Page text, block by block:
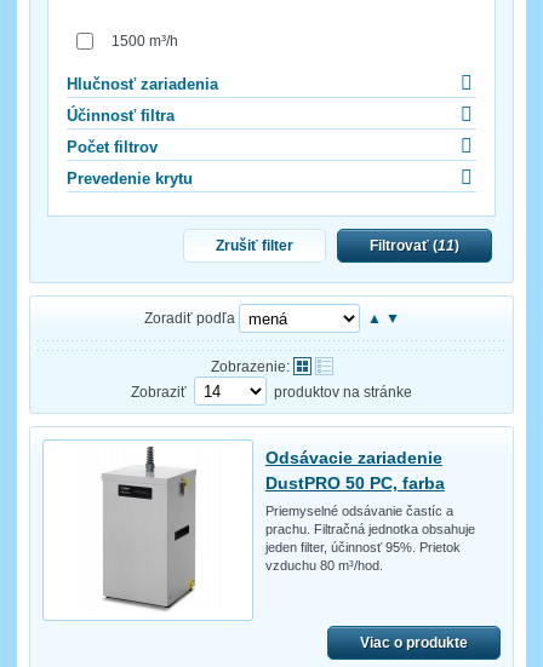
1500 m³/h
Hlučnosť zariadenia
Účinnosť filtra
Počet filtrov
Prevedenie krytu
Zrušiť filter Filtrovať (11)
Zoradiť podľa ▲ ▼
Zobrazenie:
Zobraziť
produktov na stránke
Odsávacie zariadenie
DustPRO 50 PC, farba
Priemyselné odsávanie častíc a
prachu. Filtračná jednotka obsahuje
jeden filter, účinnosť 95%. Prietok
vzduchu 80 m³/hod.
Viac o produkte